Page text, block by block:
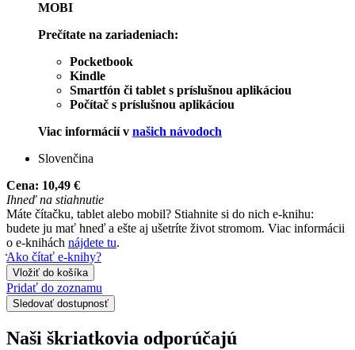
MOBI
Prečítate na zariadeniach:
Pocketbook
Kindle
Smartfón či tablet s príslušnou aplikáciou
Počítač s príslušnou aplikáciou
Viac informácií v našich návodoch
Slovenčina
Cena: 10,49 €
Ihneď na stiahnutie
Máte čítačku, tablet alebo mobil? Stiahnite si do nich e-knihu:
budete ju mať hneď a ešte aj ušetríte život stromom. Viac informácii
o e-knihách nájdete tu.
Ako čítať e-knihy?
Vložiť do košíka
Pridať do zoznamu
Sledovať dostupnosť
Naši škriatkovia odporúčajú